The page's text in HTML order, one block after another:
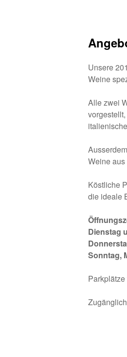
Unsere
Weine
Alle zwei
Weine
Köstliche
die ideale
Dienstag
Sonntag,